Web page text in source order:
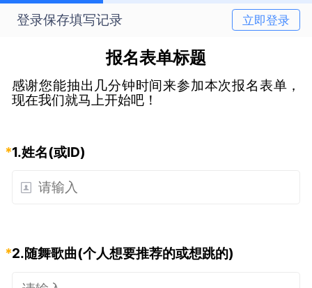
登录保存填写记录 立即登录
报名表单标题
感谢您能抽出几分钟时间来参加本次报名表单，
现在我们就马上开始吧！
*1.姓名(或ID)
*2.随舞歌曲(个人想要推荐的或想跳的)